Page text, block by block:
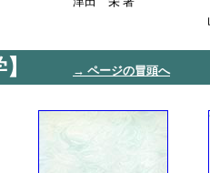
→ ページの冒頭へ